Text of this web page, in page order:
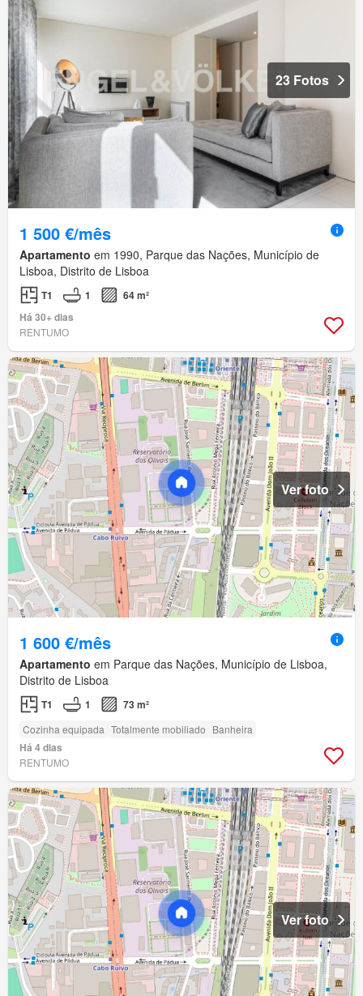
23 Fotos
1 500 €/mês
Apartamento em 1990, Parque das Nações, Município de
Lisboa, Distrito de Lisboa
T1 1
64 m²
Há 30+ dias
RENTUMO
Ver foto
1 600 €/mês
Apartamento em Parque das Nações, Município de Lisboa,
Distrito de Lisboa
T1 1 73 m²
Cozinha equipada Totalmente mobiliado Banheira
Há 4 dias
RENTUMO
Ver foto